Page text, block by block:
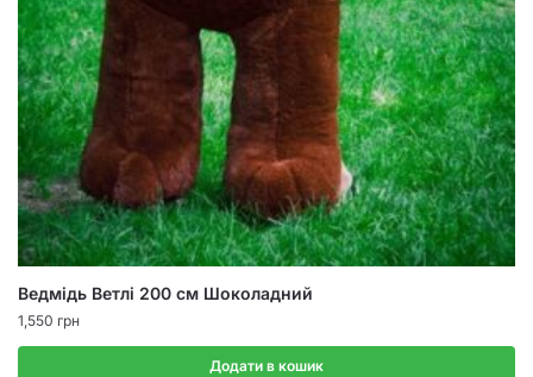
Ведмідь Ветлі 200 см Шоколадний
1,550 грн
Додати в кошик